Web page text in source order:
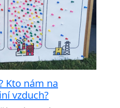
Kto nám na
vzduch?